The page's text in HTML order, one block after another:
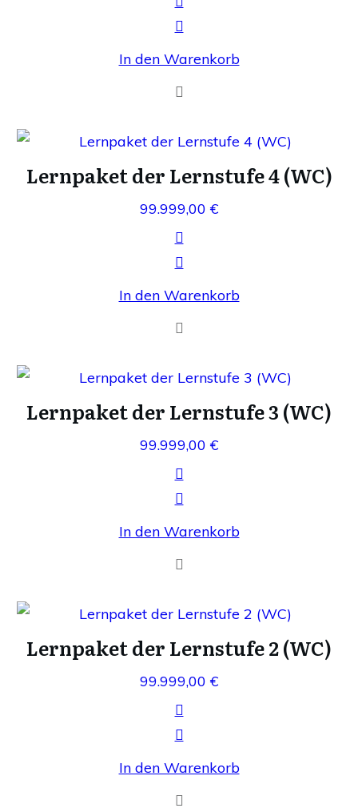
In den Warenkorb
Lernpaket der Lernstufe 4 (WC)
99.999,00 €
In den Warenkorb
Lernpaket der Lernstufe 3 (WC)
99.999,00 €
In den Warenkorb
Lernpaket der Lernstufe 2 (WC)
99.999,00 €
In den Warenkorb